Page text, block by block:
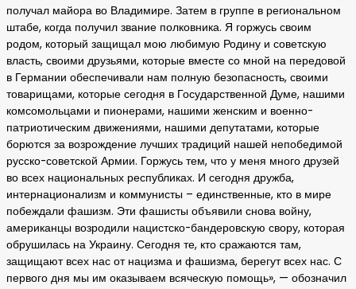
получал майора во Владимире. Затем в группе в региональном
штабе, когда получил звание полковника. Я горжусь своим
родом, который защищал мою любимую Родину и советскую
власть, своими друзьями, которые вместе со мной на передовой
в Германии обеспечивали нам полную безопасность, своими
товарищами, которые сегодня в Государственной Думе, нашими
комсомольцами и пионерами, нашими женским и военно-
патриотическим движениями, нашими депутатами, которые
борются за возрождение лучших традиций нашей непобедимой
русско-советской Армии. Горжусь тем, что у меня много друзей
во всех национальных республиках. И сегодня дружба,
интернационализм и коммунисты – единственные, кто в мире
побеждали фашизм. Эти фашисты объявили снова войну,
американцы возродили нацистско-бандеровскую свору, которая
обрушилась на Украину. Сегодня те, кто сражаются там,
защищают всех нас от нацизма и фашизма, берегут всех нас. С
первого дня мы им оказываем всяческую помощь», — обозначил